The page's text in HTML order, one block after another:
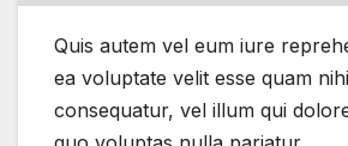
Quis autem vel eum iure
ea voluptate velit esse quam
consequatur, vel illum qui